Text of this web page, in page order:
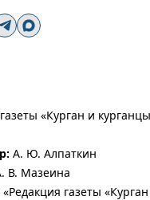
«Курган и
А. Ю. Алпаткин
В. Мазеина
газеты